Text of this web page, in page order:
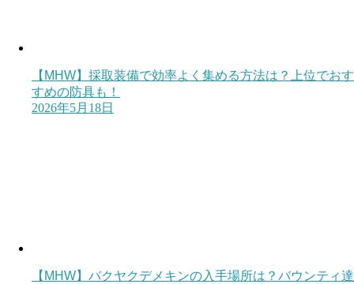
【MHW】採取装備で効率よく集める方法は？上位でおす
すめの防具も！
2026年5月18日
【MHW】バクヤクデメキンの入手場所は？バウンティ達